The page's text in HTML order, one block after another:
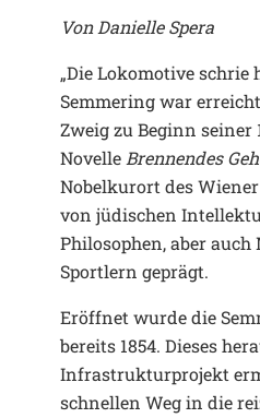
Von Danielle Spera
„Die Lokomotive schrie
Semmering war
Zweig zu Beginn seiner
Novelle Brennendes
Nobelkurort des
von jüdischen
Philosophen, aber
Sportlern geprägt.
Eröffnet wurde die
bereits 1854. Dieses
Infrastrukturprojekt
schnellen Weg in die